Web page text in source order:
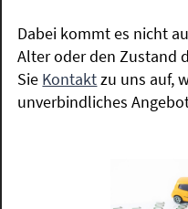
Dabei kommt es nicht
Alter oder den Zustand
Sie Kontaktzu uns auf,
unverbindliches